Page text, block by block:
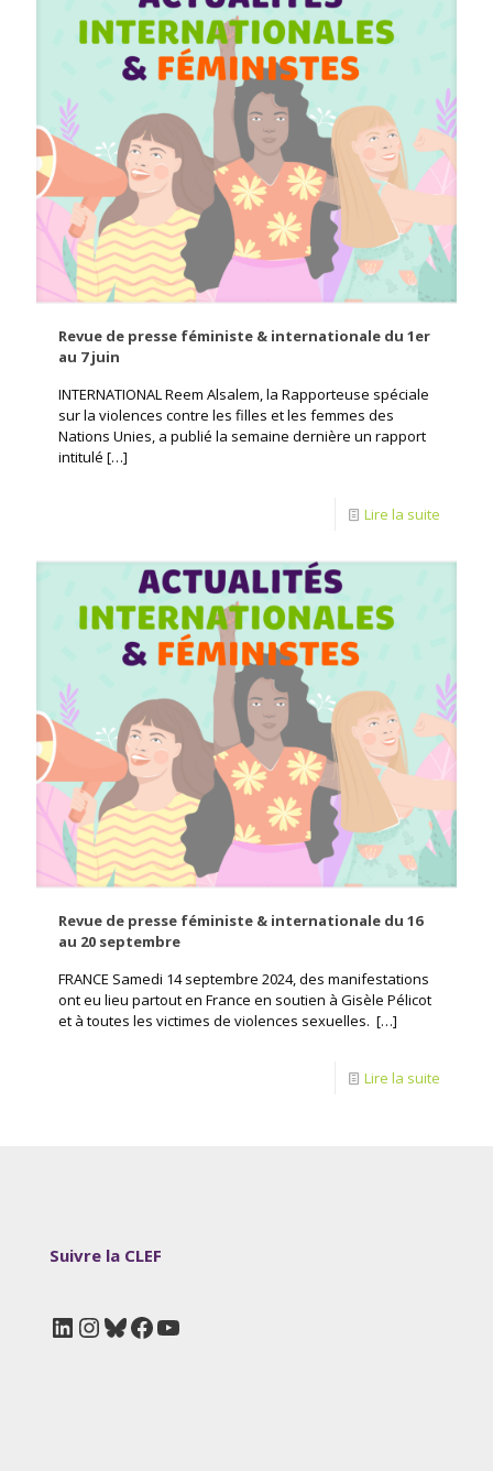
Revue de presse féministe & internationale du 1er
au 7 juin
INTERNATIONAL Reem Alsalem, la Rapporteuse spéciale
sur la violences contre les filles et les femmes des
Nations Unies, a publié la semaine dernière un rapport
intitulé […]
Lire la suite
Revue de presse féministe & internationale du 16
au 20 septembre
FRANCE Samedi 14 septembre 2024, des manifestations
ont eu lieu partout en France en soutien à Gisèle Pélicot
et à toutes les victimes de violences sexuelles. […]
Lire la suite
Suivre la CLEF
LinkedIn
Instagram
Bluesky
Facebook
YouTube